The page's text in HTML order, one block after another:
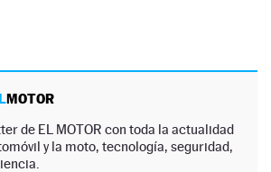
MOTOR
de EL MOTOR con toda la actualidad
y la moto, tecnología, seguridad,